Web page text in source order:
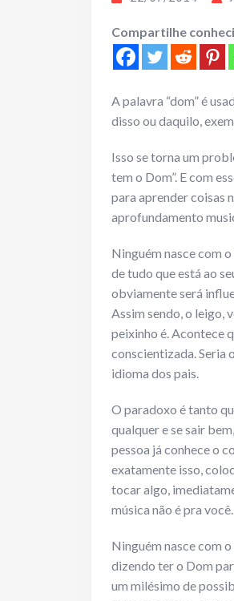
Compartilhe
A palavra “dom” é
disso ou daquilo,
Isso se torna um
tem o Dom”. E com
para aprender coisas
aprofundamento
Ninguém nasce com
de tudo que está ao
obviamente será
Assim sendo, o leigo,
peixinho é. Acontece
conscientizada. Seria
idioma dos pais.
O paradoxo é tanto
qualquer e se sair
pessoa já conhece o
exatamente isso,
tocar algo,
música não é pra você.
Ninguém nasce com
dizendo ter o Dom
um milésimo de